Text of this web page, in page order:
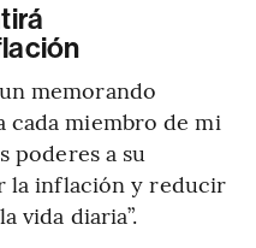
memorando
cada miembro de mi
poderes a su
la inflación y reducir
vida diaria”.